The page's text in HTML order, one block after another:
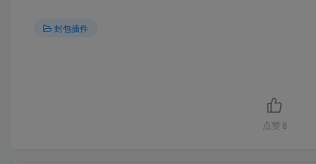
封包插件
点赞 8